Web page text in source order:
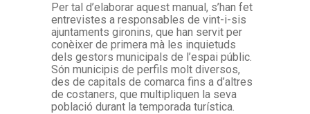
Per tal d’elaborar aquest manual, s’han fet
entrevistes a responsables de vint-i-sis
ajuntaments gironins, que han servit per
conèixer de primera mà les inquietuds
dels gestors municipals de l’espai públic.
Són municipis de perfils molt diversos,
des de capitals de comarca fins a d’altres
de costaners, que multipliquen la seva
població durant la temporada turística.